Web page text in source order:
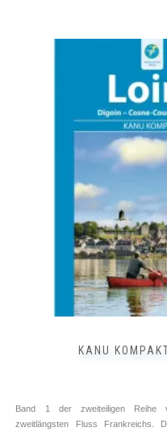
Frankreich ➥ ⓘ
Kettler
inkl. 7 % MwSt.
KANU
Band 1 der zweiteiligen Reihe
zweitlängsten Fluss Frankreichs.